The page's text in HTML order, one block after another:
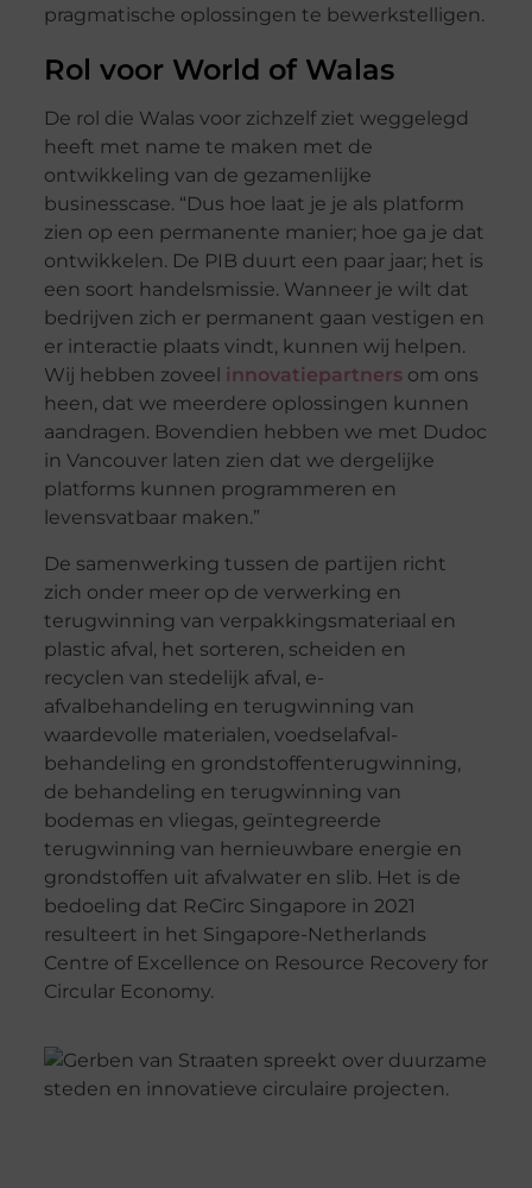
pragmatische oplossingen te bewerkstelligen.
Rol voor World of Walas
De rol die Walas voor zichzelf ziet weggelegd
heeft met name te maken met de
ontwikkeling van de gezamenlijke
businesscase. “Dus hoe laat je je als platform
zien op een permanente manier; hoe ga je dat
ontwikkelen. De PIB duurt een paar jaar; het is
een soort handelsmissie. Wanneer je wilt dat
bedrijven zich er permanent gaan vestigen en
er interactie plaats vindt, kunnen wij helpen.
Wij hebben zoveel innovatiepartners om ons
heen, dat we meerdere oplossingen kunnen
aandragen. Bovendien hebben we met Dudoc
in Vancouver laten zien dat we dergelijke
platforms kunnen programmeren en
levensvatbaar maken.”
De samenwerking tussen de partijen richt
zich onder meer op de verwerking en
terugwinning van verpakkingsmateriaal en
plastic afval, het sorteren, scheiden en
recyclen van stedelijk afval, e-
afvalbehandeling en terugwinning van
waardevolle materialen, voedselafval-
behandeling en grondstoffenterugwinning,
de behandeling en terugwinning van
bodemas en vliegas, geïntegreerde
terugwinning van hernieuwbare energie en
grondstoffen uit afvalwater en slib. Het is de
bedoeling dat ReCirc Singapore in 2021
resulteert in het Singapore-Netherlands
Centre of Excellence on Resource Recovery for
Circular Economy.